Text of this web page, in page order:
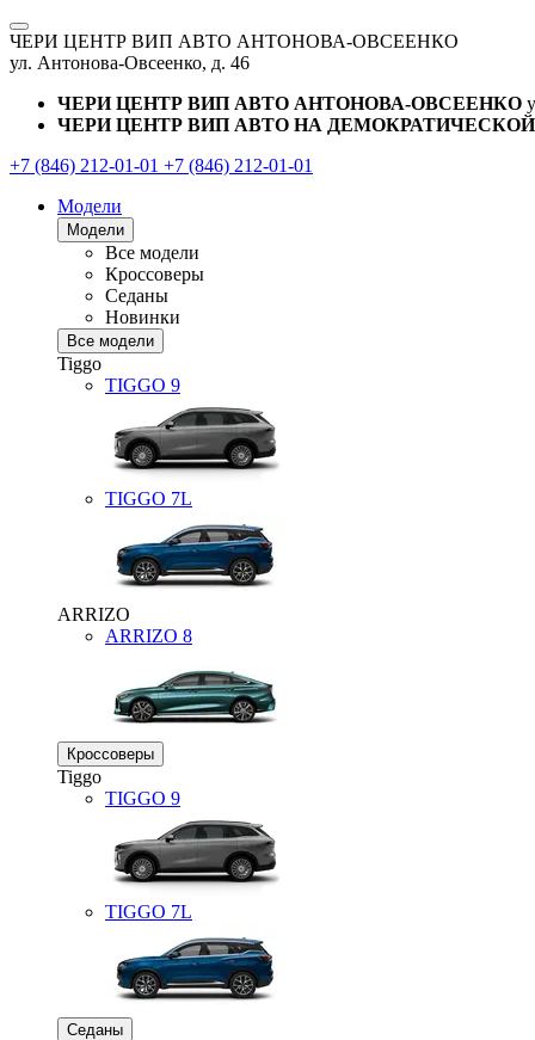
ЧЕРИ ЦЕНТР ВИП АВТО АНТОНОВА-ОВСЕЕНКО
ул. Антонова-Овсеенко, д. 46
ЧЕРИ ЦЕНТР ВИП АВТО АНТОНОВА-ОВСЕЕНКО
ЧЕРИ ЦЕНТР ВИП АВТО НА ДЕМОКРАТИЧЕСКОЙ
+7 (846) 212-01-01 +7 (846) 212-01-01
Модели
Модели
Все модели
Кроссоверы
Седаны
Новинки
Все модели
Tiggo
TIGGO 9
TIGGO 7L
ARRIZO
ARRIZO 8
Кроссоверы
Tiggo
TIGGO 9
TIGGO 7L
Седаны